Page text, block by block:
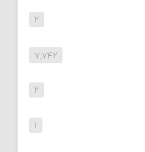
۲
۷,۷۴۲
۲
۱